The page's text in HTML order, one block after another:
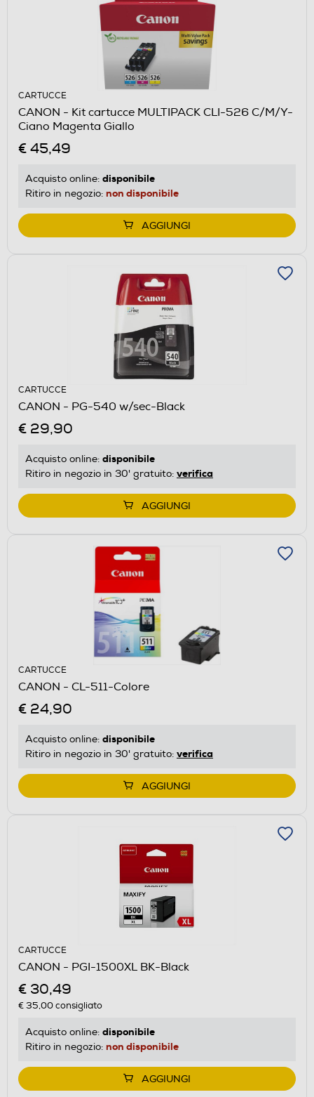
CARTUCCE
CANON - Kit cartucce MULTIPACK CLI-526 C/M/Y-
Ciano Magenta Giallo
€ 45,49
Acquisto online: disponibile
Ritiro in negozio: non disponibile
AGGIUNGI
CARTUCCE
CANON - PG-540 w/sec-Black
€ 29,90
Acquisto online: disponibile
Ritiro in negozio in 30' gratuito: verifica
AGGIUNGI
CARTUCCE
CANON - CL-511-Colore
€ 24,90
Acquisto online: disponibile
Ritiro in negozio in 30' gratuito: verifica
AGGIUNGI
CARTUCCE
CANON - PGI-1500XL BK-Black
€ 30,49
€ 35,00consigliato
Acquisto online: disponibile
Ritiro in negozio: non disponibile
AGGIUNGI